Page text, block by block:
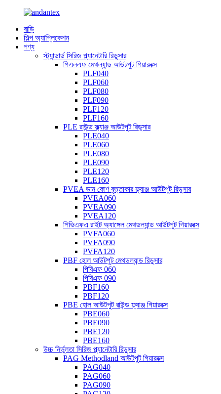
বাড়ি
শিল্প অ্যাপ্লিকেশন
পণ্য
স্ট্যান্ডার্ড সিরিজ প্ল্যানেটারি রিডুসার
পিএলএফ মেথল্যান্ড আউটপুট গিয়ারবক্স
PLF040
PLF060
PLF080
PLF090
PLF120
PLF160
PLE রাউন্ড ফ্ল্যাঞ্জ আউটপুট রিডুসার
PLE040
PLE060
PLE080
PLE090
PLE120
PLE160
PVEA ডান কোণ বৃত্তাকার ফ্ল্যাঞ্জ আউটপুট রিডুসার
PVEA060
PVEA090
PVEA120
পিভিএফএ রাইট অ্যাঙ্গেল মেথডল্যান্ড আউটপুট গিয়ারবক্স
PVFA060
PVFA090
PVFA120
PBF হোল আউটপুট মেথডল্যান্ড রিডুসার
পিবিএফ 060
পিবিএফ 090
PBF160
PBF120
PBE হোল আউটপুট রাউন্ড ফ্ল্যাঞ্জ গিয়ারবক্স
PBE060
PBE090
PBE120
PBE160
উচ্চ নির্ভুলতা সিরিজ প্ল্যানেটারি রিডুসার
PAG Methodland আউটপুট গিয়ারবক্স
PAG040
PAG060
PAG090